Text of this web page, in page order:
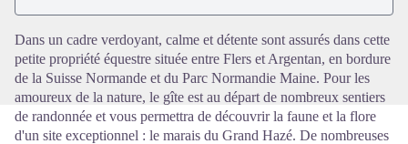
Dans un cadre verdoyant, calme et détente sont assurés dans cette
petite propriété équestre située entre Flers et Argentan, en bordure
de la Suisse Normande et du Parc Normandie Maine. Pour les
amoureux de la nature, le gîte est au départ de nombreux sentiers
de randonnée et vous permettra de découvrir la faune et la flore
d'un site exceptionnel : le marais du Grand Hazé. De nombreuses